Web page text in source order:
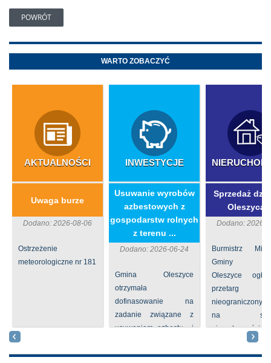
POWRÓT
WARTO ZOBACZYĆ
AKTUALNOŚCI
Uwaga burze
Dodano: 2026-08-06
Ostrzeżenie
meteorologiczne nr 181
INWESTYCJE
​Usuwanie wyrobów
azbestowych z
gospodarstw rolnych
z terenu ...
Dodano: 2026-06-24
Gmina Oleszyce
otrzymała
dofinasowanie na
zadanie związane z
usuwaniem azbestu i
azbest w ramach
Sprzedaż
Dodano: 2026-
Burmistrz
Gminy
Oleszyce
przetarg
nieograniczony
na
nieruchomości nr
Oleszycach